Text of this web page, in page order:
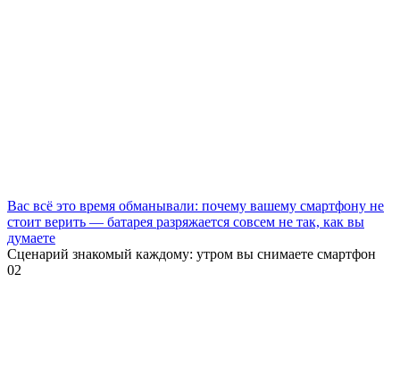
Вас всё это время обманывали: почему вашему смартфону не
стоит верить — батарея разряжается совсем не так, как вы
думаете
Сценарий знакомый каждому: утром вы снимаете смартфон
02